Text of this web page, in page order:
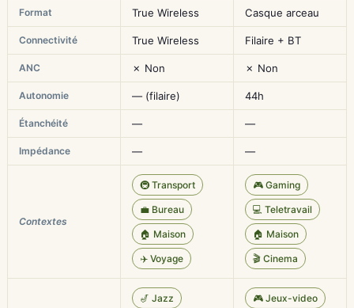
Format True Wireless Casque arceau
Connectivité True Wireless Filaire + BT
ANC ✗ Non ✗ Non
Autonomie — (filaire) 44h
Étanchéité — —
Impédance — —
Contextes
🚇 Transport
💼 Bureau
🏠 Maison
✈️ Voyage
🎮 Gaming
💻 Teletravail
🏠 Maison
🎬 Cinema
🎷 Jazz 🎮 Jeux-video